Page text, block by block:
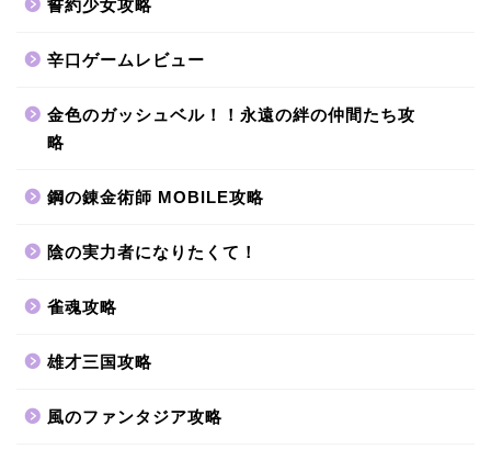
誓約少女攻略
辛口ゲームレビュー
金色のガッシュベル！！永遠の絆の仲間たち攻
略
鋼の錬金術師 MOBILE攻略
陰の実力者になりたくて！
雀魂攻略
雄才三国攻略
風のファンタジア攻略